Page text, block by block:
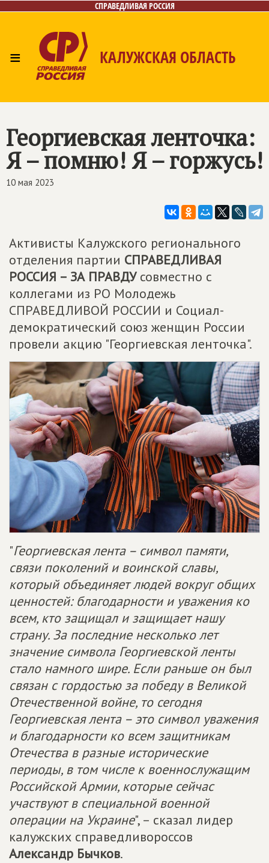
СПРАВЕДЛИВАЯ РОССИЯ
≡ КАЛУЖСКАЯ ОБЛАСТЬ
Георгиевская ленточка:
Я – помню! Я – горжусь!
10 мая 2023
Активисты Калужского регионального
отделения партии СПРАВЕДЛИВАЯ
РОССИЯ – ЗА ПРАВДУсовместно с
коллегами из РО Молодежь
СПРАВЕДЛИВОЙ РОССИИ и Социал-
демократический союз женщин России
провели акцию "Георгиевская ленточка".
"Георгиевская лента – символ памяти,
связи поколений и воинской славы,
который объединяет людей вокруг общих
ценностей: благодарности и уважения ко
всем, кто защищал и защищает нашу
страну. За последние несколько лет
значение символа Георгиевской ленты
стало намного шире. Если раньше он был
связан с гордостью за победу в Великой
Отечественной войне, то сегодня
Георгиевская лента – это символ уважения
и благодарности ко всем защитникам
Отечества в разные исторические
периоды, в том числе к военнослужащим
Российской Армии, которые сейчас
участвуют в специальной военной
операции на Украине", – сказал лидер
калужских справедливороссов
Александр Бычков.